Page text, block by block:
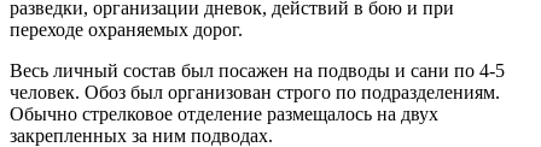
разведки, организации дневок, действий в бою и при
переходе охраняемых дорог.
Весь личный состав был посажен на подводы и сани по 4-5
человек. Обоз был организован строго по подразделениям.
Обычно стрелковое отделение размещалось на двух
закрепленных за ним подводах.